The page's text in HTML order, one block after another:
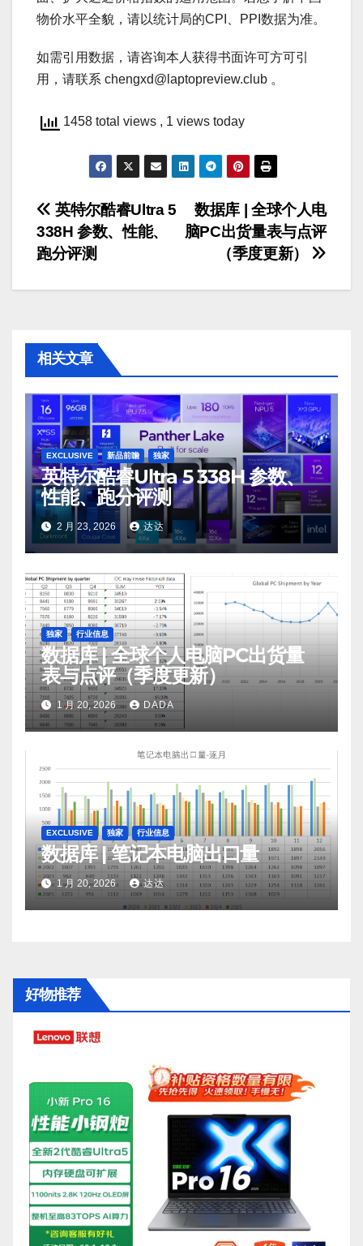
物价水平全貌，请以统计局的CPI、PPI数据为准。
如需引用数据，请咨询本人获得书面许可方可引
用，请联系 chengxd@laptopreview.club 。
1458 total views , 1 views today
文
章
导
数据库 | 全球个人电
脑PC出货量表与点评
（季度更新）
英特尔酷睿Ultra 5
338H 参数、性能、
跑分评测
相关文章
EXCLUSIVE 新品前瞻 独家
英特尔酷睿Ultra 5 338H 参数、
性能、跑分评测
2 月 23, 2026 达达
独家 行业信息
数据库 | 全球个人电脑PC出货量
表与点评（季度更新）
1 月 20, 2026 DADA
EXCLUSIVE 独家 行业信息
数据库 | 笔记本电脑出口量
1 月 20, 2026 达达
好物推荐